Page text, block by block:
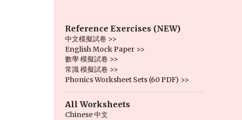
Reference Exercises (NEW)
中文模擬試卷 >>
English Mock Paper >>
數學 模擬試卷 >>
常識 模擬試卷 >>
Phonics Worksheet Sets (60 PDF) >>
All Worksheets
Chinese 中文